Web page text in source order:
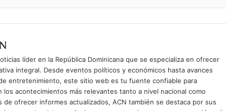
líder en la República Dominicana que se especializa en ofrecer
integral. Desde eventos políticos y económicos hasta avances
entretenimiento, este sitio web es tu fuente confiable para
los acontecimientos más relevantes tanto a nivel nacional como
de ofrecer informes actualizados, ACN también se destaca por sus